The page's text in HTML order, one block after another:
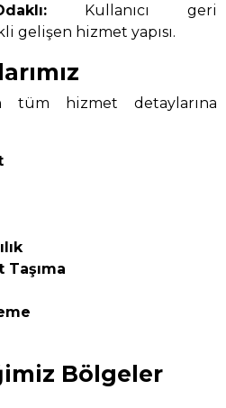
Kullanıcı geri
gelişen hizmet yapısı.
tüm hizmet detaylarına
Bölgeler